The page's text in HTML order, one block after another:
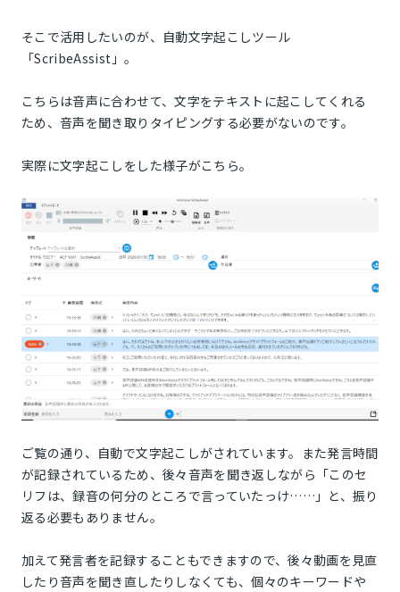
そこで活用したいのが、自動文字起こしツール
「ScribeAssist」。
こちらは音声に合わせて、文字をテキストに起こしてくれる
ため、音声を聞き取りタイピングする必要がないのです。
実際に文字起こしをした様子がこちら。
ご覧の通り、自動で文字起こしがされています。また発言時間
が記録されているため、後々音声を聞き返しながら「このセ
リフは、録音の何分のところで言っていたっけ……」と、振り
返る必要もありません。
加えて発言者を記録することもできますので、後々動画を見直
したり音声を聞き直したりしなくても、個々のキーワードや